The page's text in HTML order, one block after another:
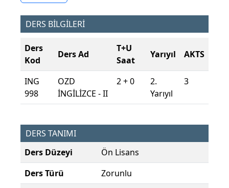
DERS BİLGİLERİ
Ders
Kod
Ders Ad
T+U
Saat
Yarıyıl AKTS
ING
998
OZD
İNGİLİZCE - II
2 + 0
2.
Yarıyıl
3
DERS TANIMI
Ders Düzeyi
Ön Lisans
Ders Türü
Zorunlu